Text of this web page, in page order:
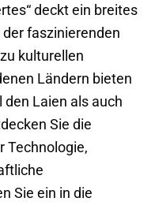
deckt ein breites
faszinierenden
kulturellen
Ländern bieten
Laien als auch
Sie die
Technologie,
Sie ein in die